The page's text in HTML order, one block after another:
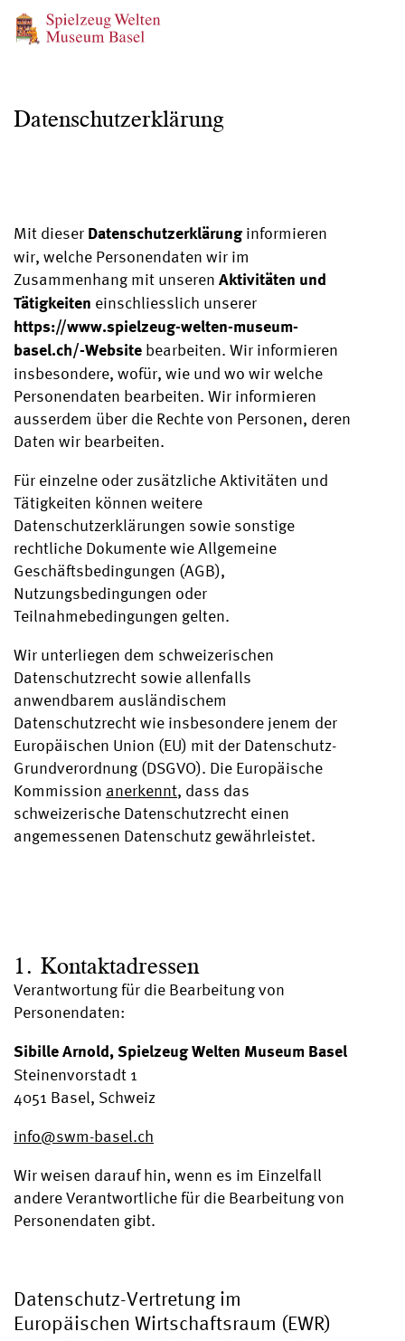
Datenschutzerklärung
Mit dieser Datenschutzerklärunginformieren
wir, welche Personendaten wir im
Zusammenhang mit unseren Aktivitäten und
Tätigkeiten einschliesslich unserer
https://www.spielzeug-welten-museum-
basel.ch/-Website bearbeiten. Wir informieren
insbesondere, wofür, wie und wo wir welche
Personendaten bearbeiten. Wir informieren
ausserdem über die Rechte von Personen, deren
Daten wir bearbeiten.
Für einzelne oder zusätzliche Aktivitäten und
Tätigkeiten können weitere
Datenschutzerklärungen sowie sonstige
rechtliche Dokumente wie Allgemeine
Geschäftsbedingungen (AGB),
Nutzungsbedingungen oder
Teilnahmebedingungen gelten.
Wir unterliegen dem schweizerischen
Datenschutzrecht sowie allenfalls
anwendbarem ausländischem
Datenschutzrecht wie insbesondere jenem der
Europäischen Union (EU) mit der Datenschutz-
Grundverordnung (DSGVO). Die Europäische
Kommission anerkennt, dass das
schweizerische Datenschutzrecht einen
angemessenen Datenschutz gewährleistet.
1. Kontaktadressen
Verantwortung für die Bearbeitung von
Personendaten:
Sibille Arnold, Spielzeug Welten Museum Basel
Steinenvorstadt 1
4051 Basel, Schweiz
info@swm-basel.ch
Wir weisen darauf hin, wenn es im Einzelfall
andere Verantwortliche für die Bearbeitung von
Personendaten gibt.
Datenschutz-Vertretung im
Europäischen Wirtschaftsraum (EWR)